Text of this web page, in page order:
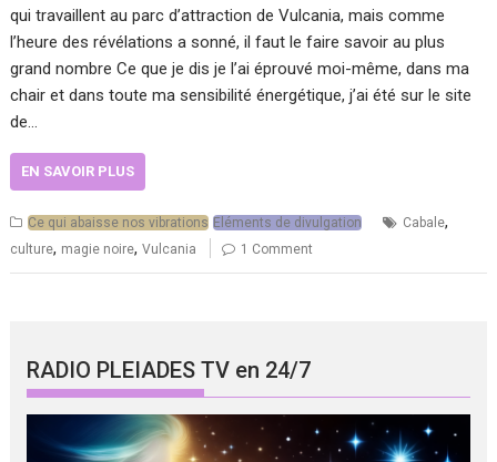
qui travaillent au parc d’attraction de Vulcania, mais comme
l’heure des révélations a sonné, il faut le faire savoir au plus
grand nombre Ce que je dis je l’ai éprouvé moi-même, dans ma
chair et dans toute ma sensibilité énergétique, j’ai été sur le site
de…
EN SAVOIR PLUS
Ce qui abaisse nos vibrations Eléments de divulgation Cabale,
culture, magie noire,Vulcania 1 Comment
RADIO PLEIADES TV en 24/7